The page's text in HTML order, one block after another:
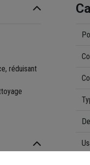
réduisant